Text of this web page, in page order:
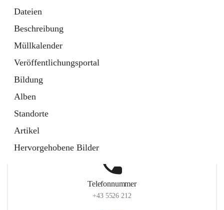
Dateien
Beschreibung
Müllkalender
Veröffentlichungsportal
Bildung
Alben
Standorte
Artikel
Hervorgehobene Bilder
Telefonnummer
+43 5526 212